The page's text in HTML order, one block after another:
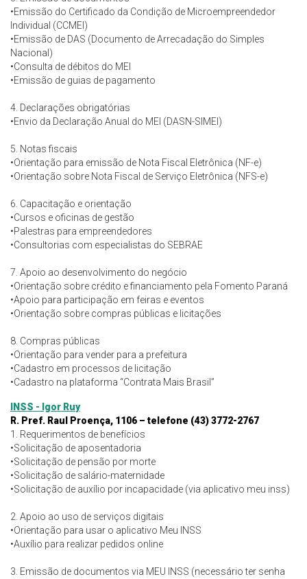
•Emissão do Certificado da Condição de Microempreendedor
Individual (CCMEI)
•Emissão de DAS (Documento de Arrecadação do Simples
Nacional)
•Consulta de débitos do MEI
•Emissão de guias de pagamento
4. Declarações obrigatórias
•Envio da Declaração Anual do MEI (DASN-SIMEI)
5. Notas fiscais
•Orientação para emissão de Nota Fiscal Eletrônica (NF-e)
•Orientação sobre Nota Fiscal de Serviço Eletrônica (NFS-e)
6. Capacitação e orientação
•Cursos e oficinas de gestão
•Palestras para empreendedores
•Consultorias com especialistas do SEBRAE
7. Apoio ao desenvolvimento do negócio
•Orientação sobre crédito e financiamento pela Fomento Paraná
•Apoio para participação em feiras e eventos
•Orientação sobre compras públicas e licitações
8. Compras públicas
•Orientação para vender para a prefeitura
•Cadastro em processos de licitação
•Cadastro na plataforma “Contrata Mais Brasil”
INSS - Igor Ruy
R. Pref. Raul Proença, 1106 – telefone (43) 3772-2767
1. Requerimentos de benefícios
•Solicitação de aposentadoria
•Solicitação de pensão por morte
•Solicitação de salário-maternidade
•Solicitação de auxílio por incapacidade (via aplicativo meu inss)
2. Apoio ao uso de serviços digitais
•Orientação para usar o aplicativo Meu INSS
•Auxílio para realizar pedidos online
3. Emissão de documentos via MEU INSS (necessário ter senha